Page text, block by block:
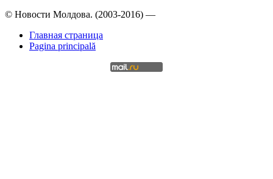
© Новости Молдова. (2003-2016) —
Главная страница
Pagina principală